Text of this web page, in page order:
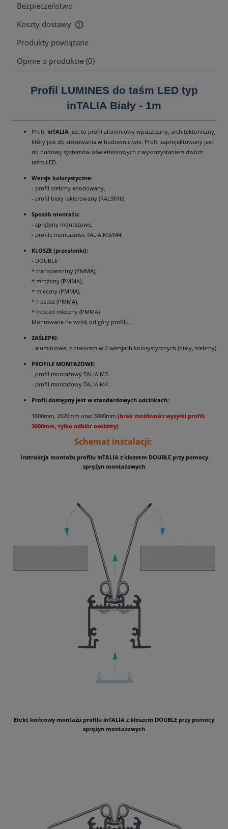
Bezpieczeństwo
Koszty dostawy
Cena nie zawiera ewentualnych kosztów płatności
Produkty powiązane
Opinie o produkcie (0)
Profil LUMINES do taśm LED typ
inTALIA Biały - 1m
Profil inTALIA jest to profil aluminiowy wpuszczany, architektoniczny,
który jest do stosowania w budownictwie. Profil zaprojektowany jest
do budowy systemów oświetleniowych z wykorzystaniem dwóch
taśm LED.
Wersje kolorystyczne:
- profil srebrny anodowany,
- profil biały lakierowany (RAL9016)
Sposób montażu:
- sprężyny montażowe,
- profile montażowe TALIA M3/M4
KLOSZE (przesłonki):
- DOUBLE
* transparentny (PMMA),
* mrożony (PMMA),
* mleczny (PMMA),
* frosted (PMMA),
* frosted mleczny (PMMA)
Montowane na wcisk od góry profilu.
ZAŚLEPKI:
- aluminiowe, z otworem w 2 wersjach kolorystycznych (biały, srebrny)
PROFILE MONTAŻOWE:
- profil montażowy TALIA M3
- profil montażowy TALIA M4
Profil dostępny jest w standardowych odcinkach:
1000mm, 2020mm oraz 3000mm (brak możliwości wysyłki profili
3000mm, tylko odbiór osobisty)
Schemat instalacji:
Instrukcja montażu profilu inTALIA z kloszem DOUBLE przy pomocy
sprężyn montażowych
Efekt końcowy montażu profilu inTALIA z kloszem DOUBLE przy pomocy
sprężyn montażowych